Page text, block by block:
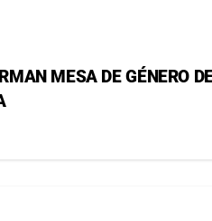
MESA DE GÉNERO